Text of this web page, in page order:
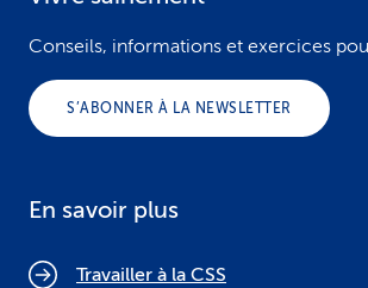
Conseils, informations et exercices
S’ABONNER À LA NEWSLETTER
En savoir plus
Travailler à la CSS